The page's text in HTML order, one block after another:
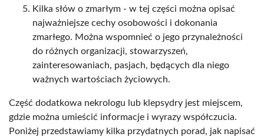
Kilka słów o zmarłym - w tej części można opisać
najważniejsze cechy osobowości i dokonania
zmarłego. Można wspomnieć o jego przynależności
do różnych organizacji, stowarzyszeń,
zainteresowaniach, pasjach, będących dla niego
ważnych wartościach życiowych.
Część dodatkowa nekrologu lub klepsydry jest miejscem,
gdzie można umieścić informacje i wyrazy współczucia.
Poniżej przedstawiamy kilka przydatnych porad, jak napisać